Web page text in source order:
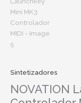
Sintetizadores
NOVATION